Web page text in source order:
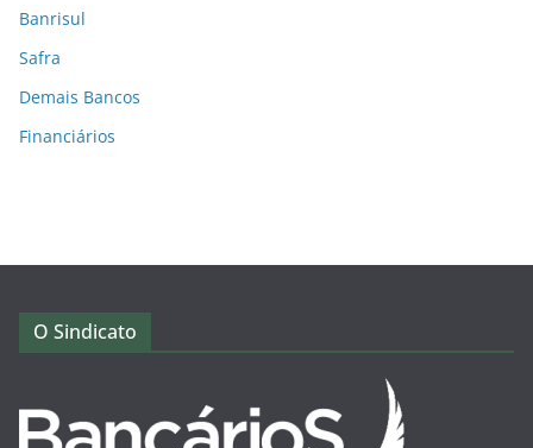
Banrisul
Safra
Demais Bancos
Financiários
O Sindicato